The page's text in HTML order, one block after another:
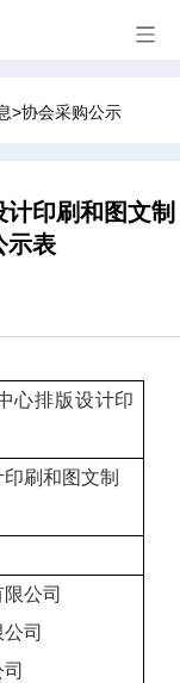
>协会采购公示
印刷和图文制
示表
心排版设计印
刷和图文制
公司
司